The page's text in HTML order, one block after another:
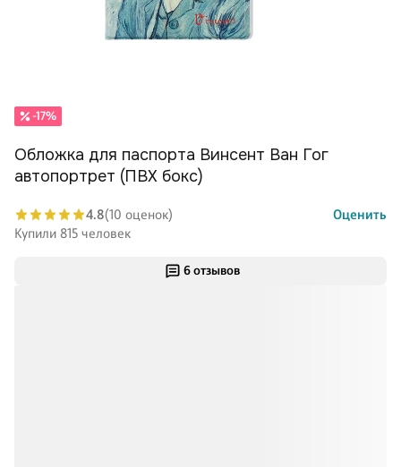
6 отзывов
-17%
Обложка для паспорта Винсент Ван Гог
автопортрет (ПВХ бокс)
4.8(10 оценок)
Оценить
Купили 815 человек